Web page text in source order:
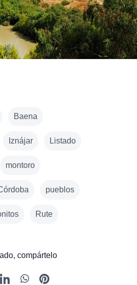
Baena
Iznájar Listado
montoro
pueblos
Rute
compártelo